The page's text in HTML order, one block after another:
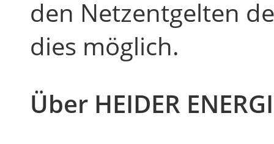
den Netzentgelten
dies möglich.
Über HEIDER